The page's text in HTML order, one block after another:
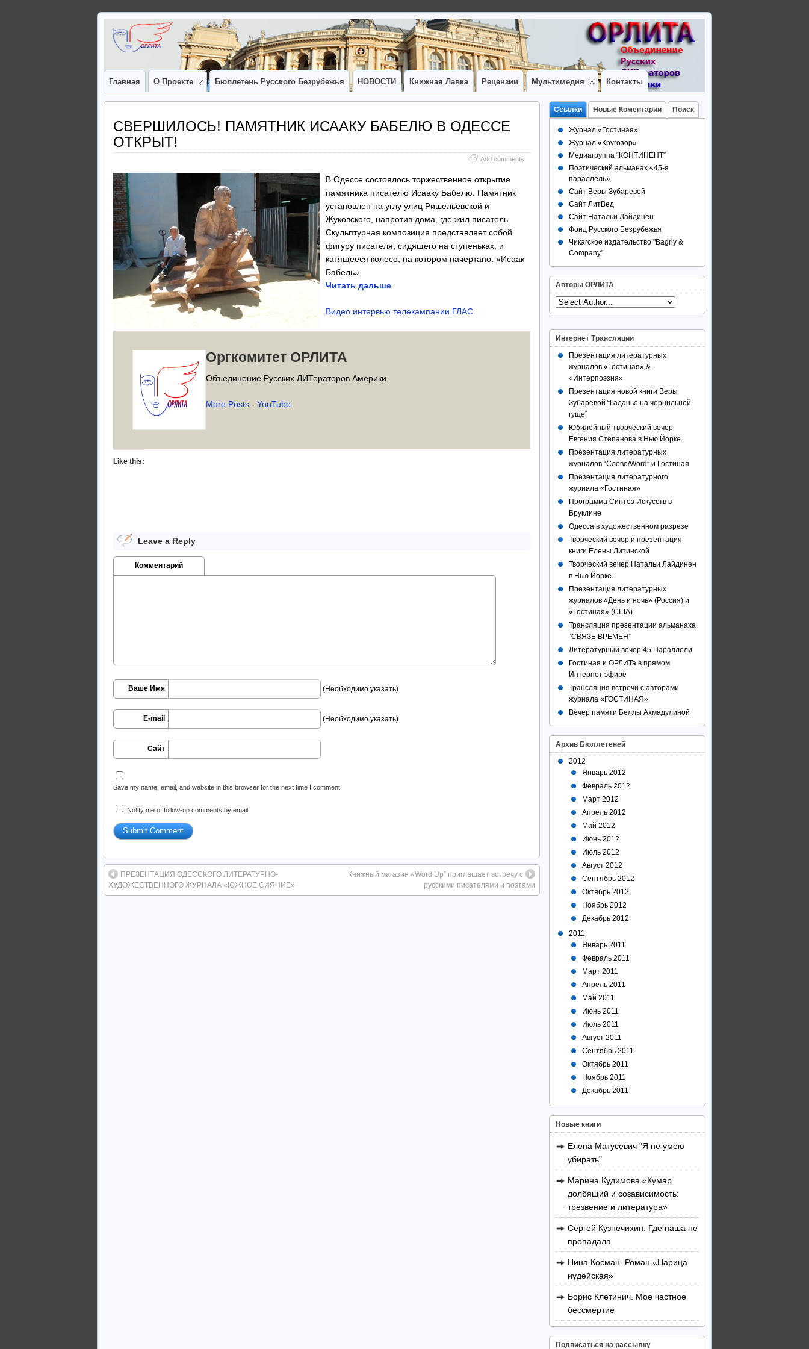
Главная О Проекте Бюллетень Русского Безрубежья НОВОСТИ Книжная Лавка Рецензии Мультимедия Контакты
СВЕРШИЛОСЬ! ПАМЯТНИК ИСААКУ БАБЕЛЮ В ОДЕССЕ
ОТКРЫТ!
Add comments
В Одессе состоялось торжественное открытие
памятника писателю Исааку Бабелю. Памятник
установлен на углу улиц Ришельевской и
Жуковского, напротив дома, где жил писатель.
Скульптурная композиция представляет собой
фигуру писателя, сидящего на ступеньках, и
катящееся колесо, на котором начертано: «Исаак
Бабель».
Читать дальше
Видео интервью телекампании ГЛАС
Оргкомитет ОРЛИТА
Объединение Русских ЛИТераторов Америки.
More Posts - YouTube
Like this:
Leave a Reply
Комментарий
Ваше Имя (Необходимо указать)
E-mail (Необходимо указать)
Сайт
Save my name, email, and website in this browser for the next time I comment.
Notify me of follow-up comments by email.
ПРЕЗЕНТАЦИЯ ОДЕССКОГО ЛИТЕРАТУРНО-
ХУДОЖЕСТВЕННОГО ЖУРНАЛА «ЮЖНОЕ СИЯНИЕ»
Книжный магазин «Word Up” приглашает встречу с
русскими писателями и поэтами
Ссылки Новые Коментарии Поиск
Журнал «Гостиная»
Журнал «Кругозор»
Медиагруппа “КОНТИНЕНТ”
Поэтический альманах «45-я
параллель»
Сайт Веры Зубаревой
Сайт ЛитВед
Сайт Натальи Лайдинен
Фонд Русского Безрубежья
Чикагское издательство "Bagriy &
Company"
Авторы ОРЛИТА
Интернет Трансляции
Презентация литературных
журналов «Гостиная» &
«Интерпоэзия»
Презентация новой книги Веры
Зубаревой “Гаданье на чернильной
гуще”
Юбилейный творческий вечер
Евгения Степанова в Нью Йорке
Презентация литературных
журналов “Слово/Word” и Гостиная
Презентация литературного
журнала «Гостиная»
Программа Синтез Искусств в
Бруклине
Одесса в художественном разрезе
Творческий вечер и презентация
книги Елены Литинской
Творческий вечер Натальи Лайдинен
в Нью Йорке.
Презентация литературных
журналов «День и ночь» (Россия) и
«Гостиная» (США)
Трансляция презентации альманаха
“СВЯЗЬ ВРЕМЕН”
Литературный вечер 45 Параллели
Гостиная и ОРЛИТа в прямом
Интернет эфире
Трансляция встречи с авторами
журнала «ГОСТИНАЯ»
Вечер памяти Беллы Ахмадулиной
Архив Бюллетеней
2012
Январь 2012
Февраль 2012
Март 2012
Апрель 2012
Май 2012
Июнь 2012
Июль 2012
Август 2012
Сентябрь 2012
Октябрь 2012
Ноябрь 2012
Декабрь 2012
2011
Январь 2011
Февраль 2011
Март 2011
Апрель 2011
Май 2011
Июнь 2011
Июль 2011
Август 2011
Сентябрь 2011
Октябрь 2011
Ноябрь 2011
Декабрь 2011
Новые книги
Елена Матусевич "Я не умею
убирать"
Марина Кудимова «Кумар
долбящий и созависимость:
трезвение и литература»
Сергей Кузнечихин. Где наша не
пропадала
Нина Косман. Роман «Царица
иудейская»
Борис Клетинич. Мое частное
бессмертие
Подписаться на рассылку